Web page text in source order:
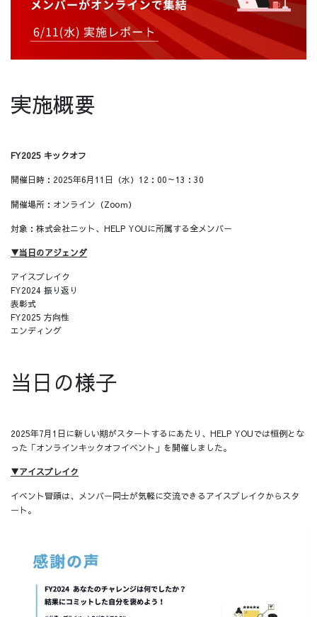
実施概要
FY2025 キックオフ
開催日時：2025年6月11日（水）12：00～13：30
開催場所：オンライン（Zooｍ）
対象：株式会社ニット、HELP YOUに所属する全メンバー
▼当日のアジェンダ
アイスブレイク
FY2024 振り返り
表彰式
FY2025 方向性
エンディング
当日の様子
2025年7月1日に新しい期がスタートするにあたり、HELP YOUでは恒例とな
った「オンラインキックオフイベント」を開催しました。
▼アイスブレイク
イベント冒頭は、メンバー同士が気軽に交流できるアイスブレイクからスタ
ート。